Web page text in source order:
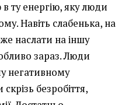
в ту енергію, яку люди
Навіть слабенька, на
наслати на іншу
зараз. Люди
негативному
безробіття,